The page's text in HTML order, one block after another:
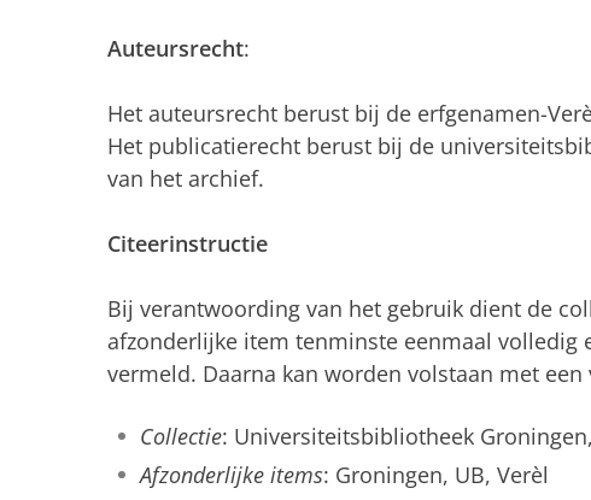
Auteursrecht:
Het auteursrecht berust bij de erfgenamen-
Het publicatierecht berust bij de
van het archief.
Citeerinstructie
Bij verantwoording van het gebruik dient de
afzonderlijke item tenminste eenmaal volledig
vermeld. Daarna kan worden volstaan met
Collectie: Universiteitsbibliotheek
Afzonderlijke items: Groningen, UB, Verèl